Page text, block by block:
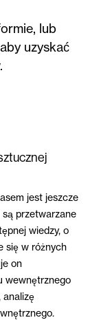
lub
uzyskać
jest jeszcze
są przetwarzane
wiedzy, o
się w różnych
on
wewnętrznego
analizę